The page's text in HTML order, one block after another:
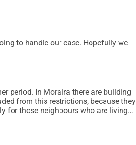
to handle our case. Hopefully we
period. In Moraira there are building
from this restrictions, because they
for those neighbours who are living